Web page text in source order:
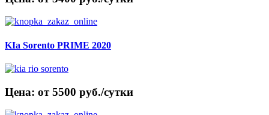
KIa Sorento PRIME 2020
Цена: от 5500 руб./сутки